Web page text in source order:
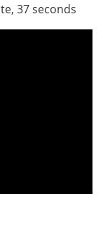
37 seconds